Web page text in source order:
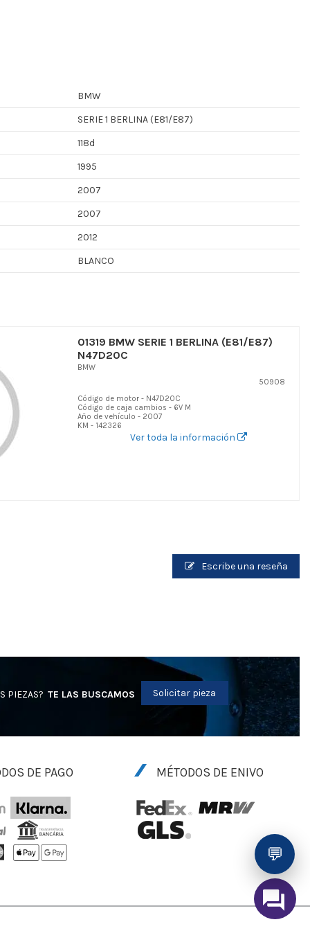
BMW
SERIE 1 BERLINA (E81/E87)
118d
1995
2007
2007
2012
BLANCO
01319 BMW SERIE 1 BERLINA (E81/E87)
N47D20C
BMW
50908
Código de motor - N47D20C
Código de caja cambios - 6V M
Año de vehículo - 2007
KM - 142326
Ver toda la información
Escribe una reseña
PIEZAS? TE LAS BUSCAMOS Solicitar pieza
DE PAGO MÉTODOS DE ENIVO
💬